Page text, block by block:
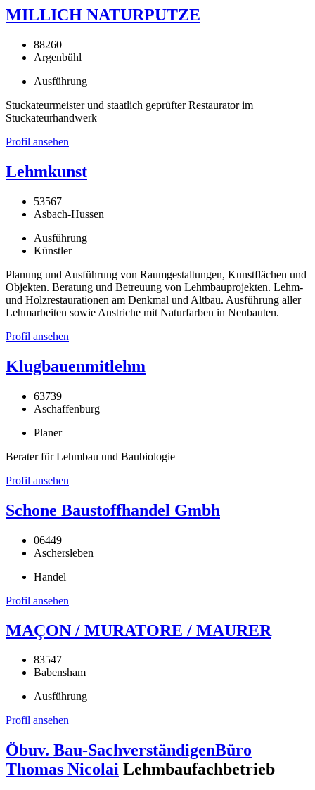
MILLICH NATURPUTZE
88260
Argenbühl
Ausführung
Stuckateurmeister und staatlich geprüfter Restaurator im
Stuckateurhandwerk
Profil ansehen
Lehmkunst
53567
Asbach-Hussen
Ausführung
Künstler
Planung und Ausführung von Raumgestaltungen, Kunstflächen und
Objekten. Beratung und Betreuung von Lehmbauprojekten. Lehm-
und Holzrestaurationen am Denkmal und Altbau. Ausführung aller
Lehmarbeiten sowie Anstriche mit Naturfarben in Neubauten.
Profil ansehen
Klugbauenmitlehm
63739
Aschaffenburg
Planer
Berater für Lehmbau und Baubiologie
Profil ansehen
Schone Baustoffhandel Gmbh
06449
Aschersleben
Handel
Profil ansehen
MAÇON / MURATORE / MAURER
83547
Babensham
Ausführung
Profil ansehen
Öbuv. Bau-SachverständigenBüro
Thomas Nicolai Lehmbaufachbetrieb